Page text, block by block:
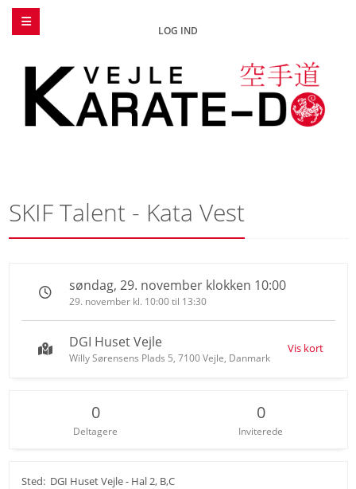
LOG IND
SKIF Talent - Kata Vest
søndag, 29. november klokken 10:00
29. november kl. 10:00 til 13:30
DGI Huset Vejle
Willy Sørensens Plads 5, 7100 Vejle, Danmark
Vis kort
0
Deltagere
0
Inviterede
Sted: DGI Huset Vejle - Hal 2, B,C